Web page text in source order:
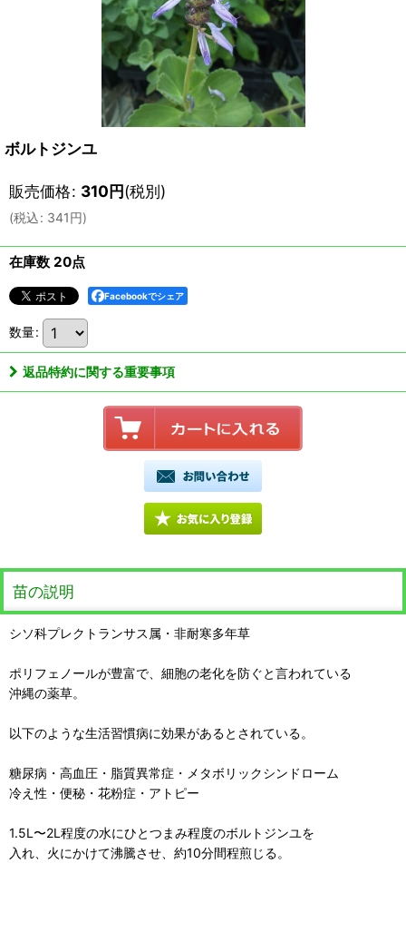
ボルトジンユ
販売価格: 310円(税別)
(税込: 341円)
在庫数 20点
Facebookでシェア
数量:
返品特約に関する重要事項
苗の説明
シソ科プレクトランサス属・非耐寒多年草
ポリフェノールが豊富で、細胞の老化を防ぐと言われている
沖縄の薬草。
以下のような生活習慣病に効果があるとされている。
糖尿病・高血圧・脂質異常症・メタボリックシンドローム
冷え性・便秘・花粉症・アトピー
1.5L〜2L程度の水にひとつまみ程度のボルトジンユを
入れ、火にかけて沸騰させ、約10分間程煎じる。